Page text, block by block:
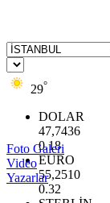
29°
DOLAR
47,7436
0.18
EURO
55,2510
0.32
Foto Galeri
Video
Yazarlar